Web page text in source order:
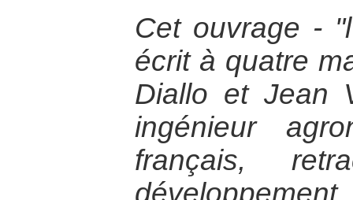
Cet ouvrage -
écrit à quatre
Diallo et Jean
ingénieur
français,